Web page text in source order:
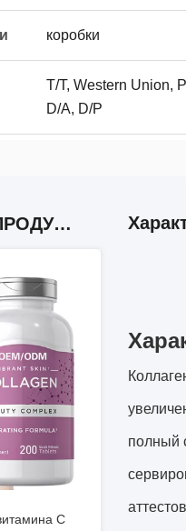
коробки
T/T, Western Union,
D/A, D/P
СОБЩЕННЫЕ ПРОДУКТЫ
C
полный